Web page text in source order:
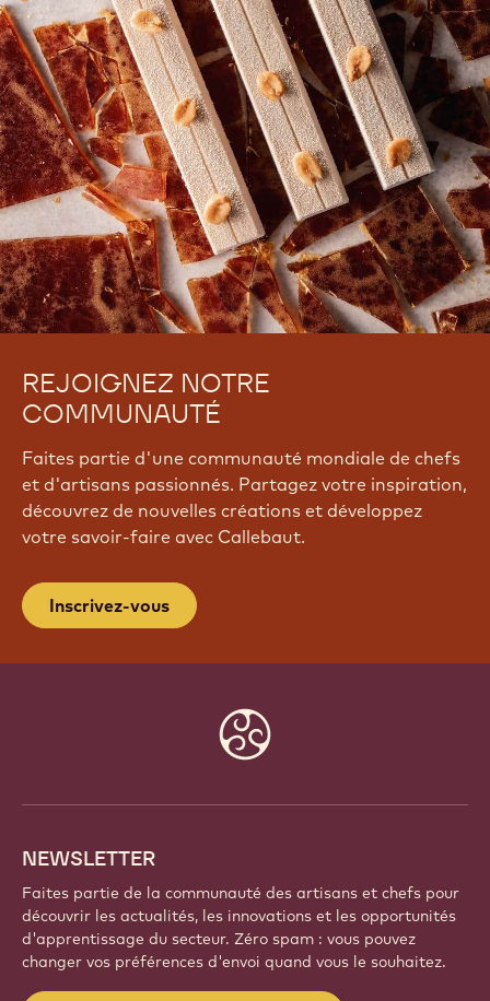
Q
j
L
n
&
c
c
_
l
a
n
g
_
p
r
f
=
r
REJOIGNEZ NOTRE
COMMUNAUTÉ
Faites partie d'une communauté mondiale de chefs
et d'artisans passionnés. Partagez votre inspiration,
découvrez de nouvelles créations et développez
votre savoir-faire avec Callebaut.
Inscrivez-vous
NEWSLETTER
Faites partie de la communauté des artisans et chefs pour
découvrir les actualités, les innovations et les opportunités
d'apprentissage du secteur. Zéro spam : vous pouvez
changer vos préférences d'envoi quand vous le souhaitez.